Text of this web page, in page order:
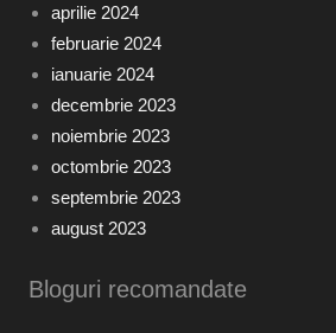
aprilie 2024
februarie 2024
ianuarie 2024
decembrie 2023
noiembrie 2023
octombrie 2023
septembrie 2023
august 2023
Bloguri recomandate